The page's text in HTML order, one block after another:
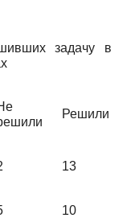
задачу в
Решили
13
10